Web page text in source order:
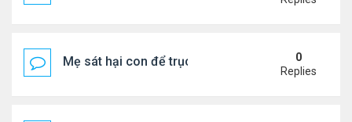
Mẹ sát hại con để trục lợi bảo hiểm
0
Replies